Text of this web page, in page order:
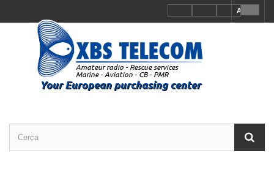
Accedi